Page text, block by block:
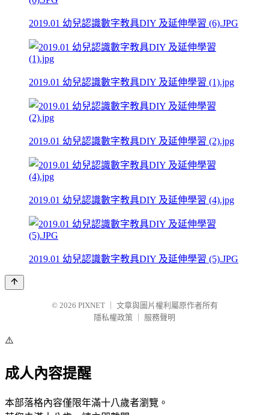
2019.01 幼兒認識數字教具DIY 及延伸學習 (6).JPG
2019.01 幼兒認識數字教具DIY 及延伸學習 (1).jpg
2019.01 幼兒認識數字教具DIY 及延伸學習 (2).jpg
2019.01 幼兒認識數字教具DIY 及延伸學習 (4).jpg
2019.01 幼兒認識數字教具DIY 及延伸學習 (5).JPG
© 2026 PIXNET
文章與圖片權利屬原作者所有
隱私權政策
服務聲明
⚠️
成人內容提醒
本部落格內容僅限年滿十八歲者瀏覽。